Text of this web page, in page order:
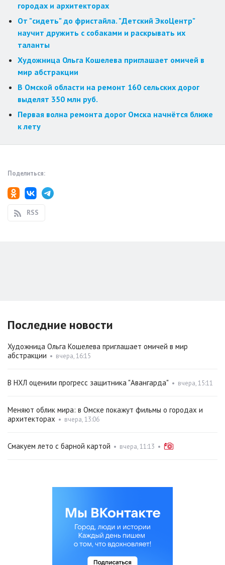
городах и архитекторах
От "сидеть" до фристайла. "Детский ЭкоЦентр"
научит дружить с собаками и раскрывать их
таланты
Художница Ольга Кошелева приглашает омичей в
мир абстракции
В Омской области на ремонт 160 сельских дорог
выделят 350 млн руб.
Первая волна ремонта дорог Омска начнётся ближе
к лету
Поделиться:
RSS
Последние новости
Художница Ольга Кошелева приглашает омичей в мир
абстракции • вчера, 16:15
В НХЛ оценили прогресс защитника "Авангарда" • вчера, 15:11
Меняют облик мира: в Омске покажут фильмы о городах и
архитекторах • вчера, 13:06
Смакуем лето с барной картой • вчера, 11:13 •